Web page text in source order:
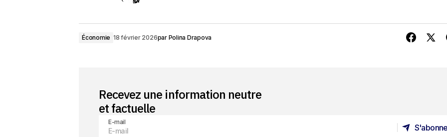
Économie 18 février 2026par Polina Drapova
Recevez une information neutre
et factuelle
E-mail